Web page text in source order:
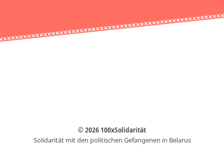
© 2026 100xSolidarität
Solidarität mit den politischen Gefangenen in Belarus